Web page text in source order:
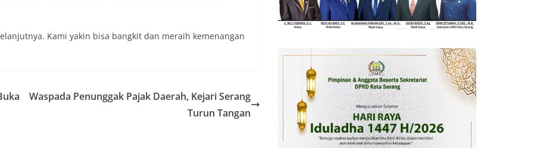
Kami yakin bisa bangkit dan meraih kemenangan
Waspada Penunggak Pajak Daerah, Kejari Serang
Turun Tangan